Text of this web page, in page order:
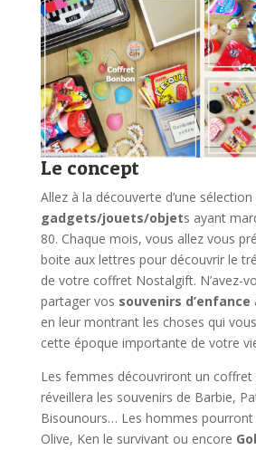
Le concept
Allez à la découverte d’une sélection
gadgets/jouets/objets ayant
80. Chaque mois, vous allez vous
boite aux lettres pour découvrir le
de votre coffret Nostalgift. N’avez-
partager vos souvenirs d’enfance
en leur montrant les choses qui
cette époque importante de votre
Les femmes découvriront un coffret
réveillera les souvenirs de Barbie,
Bisounours… Les hommes
Olive, Ken le survivant ou encore